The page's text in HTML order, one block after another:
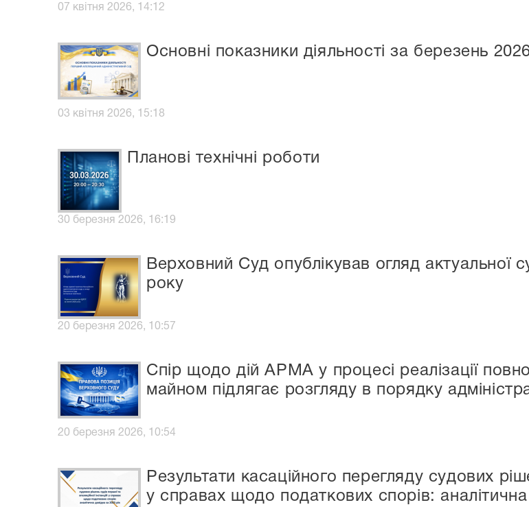
07 квітня 2026, 14:12
Основні показники діяльності за березень
03 квітня 2026, 15:18
Планові технічні роботи
30 березня 2026, 16:19
Верховний Суд опублікував огляд
року
20 березня 2026, 10:57
Спір щодо дій АРМА у процесі реалізації
майном підлягає розгляду в порядку
20 березня 2026, 10:54
Результати касаційного перегляду судових
у справах щодо податкових спорів: аналітична